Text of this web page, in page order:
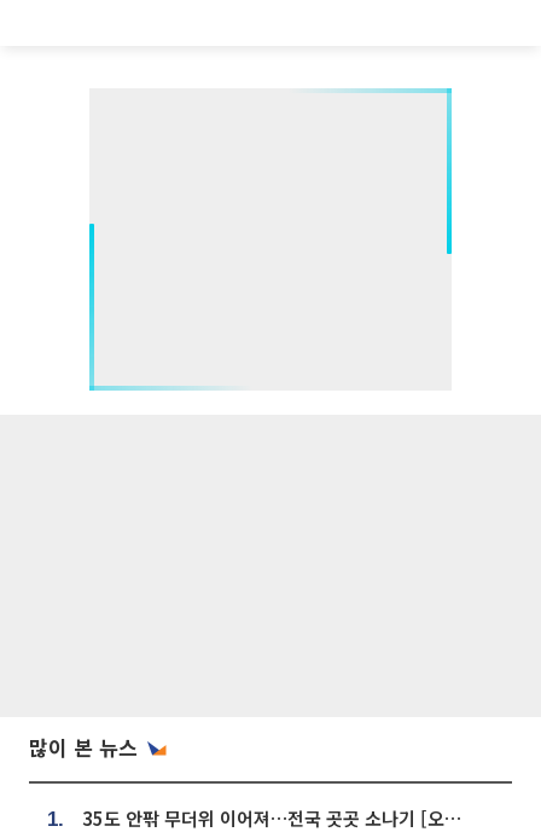
많이 본 뉴스
1. 35도 안팎 무더위 이어져…전국 곳곳 소나기 [오늘 날씨]